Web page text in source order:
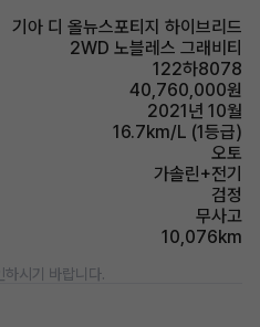
기아 디 올뉴스포티지 하이브리드
2WD 노블레스 그래비티
122하8078
40,760,000원
2021년 10월
16.7km/L (1등급)
오토
가솔린+전기
검정
무사고
10,076km
시기 바랍니다.